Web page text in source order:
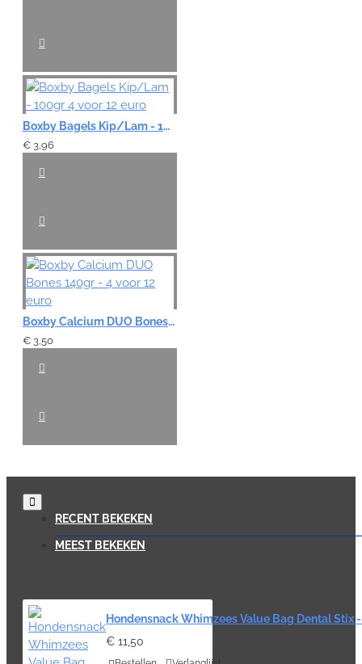
Boxby Bagels Kip/Lam - 100gr 4 voor 12 euro
€ 3,96
Boxby Calcium DUO Bones 140gr - 4 voor 12 euro
€ 3,50
RECENT BEKEKEN
MEEST BEKEKEN
Hondensnack Whimzees Value Bag Dental Stix
€ 11,50